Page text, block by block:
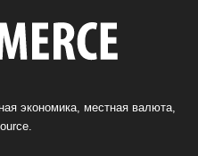
экономика, местная валюта,